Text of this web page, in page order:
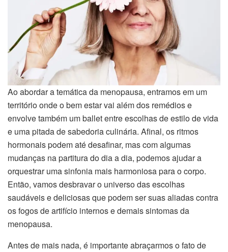
Ao abordar a temática da menopausa, entramos em um
território onde o bem estar vai além dos remédios e
envolve também um ballet entre escolhas de estilo de vida
e uma pitada de sabedoria culinária. Afinal, os ritmos
hormonais podem até desafinar, mas com algumas
mudanças na partitura do dia a dia, podemos ajudar a
orquestrar uma sinfonia mais harmoniosa para o corpo.
Então, vamos desbravar o universo das escolhas
saudáveis e deliciosas que podem ser suas aliadas contra
os fogos de artifício internos e demais sintomas da
menopausa.
Antes de mais nada, é importante abraçarmos o fato de